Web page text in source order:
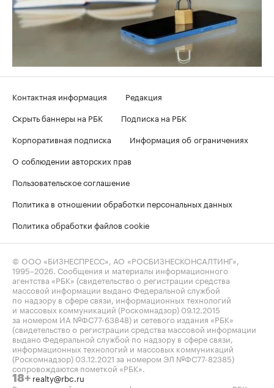
Контактная информация
Редакция
Скрыть баннеры на РБК
Подписка на РБК
Корпоративная подписка
Информация об ограничениях
О соблюдении авторских прав
Пользовательское соглашение
Политика в отношении обработки персональных данных
Политика обработки файлов cookie
© ООО «БИЗНЕСПРЕСС», АО «РОСБИЗНЕСКОНСАЛТИНГ»,
1995–2026. Сообщения и материалы информационного
агентства «РБК» (свидетельство о регистрации средства
массовой информации выдано Федеральной службой
по надзору в сфере связи, информационных технологий
и массовых коммуникаций (Роскомнадзор) 09.12.2015
за номером ИА №ФС77-63848) и сетевого издания «РБК»
(свидетельство о регистрации средства массовой информации
выдано Федеральной службой по надзору в сфере связи,
информационных технологий и массовых коммуникаций
(Роскомнадзор) 03.12.2021 за номером ЭЛ №ФС77-82385)
сопровождаются пометкой «РБК».
18+ realty@rbc.ru